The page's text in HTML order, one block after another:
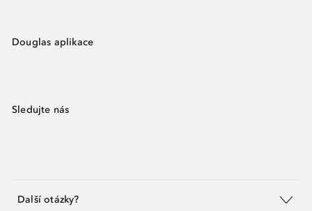
Douglas aplikace
Sledujte nás
Další otázky?